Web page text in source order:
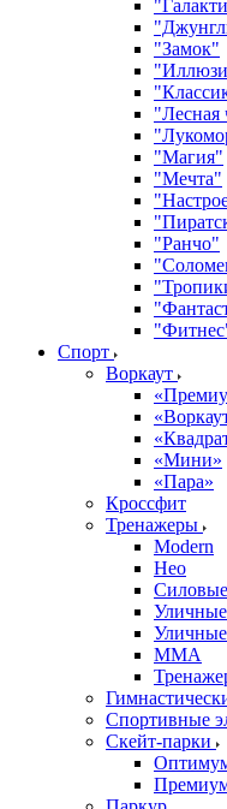
"Замок"
"Лесная
"Магия"
"Мечта"
"Ранчо"
Спорт
Воркаут
«Мини»
«Пара»
Кроссфит
Тренажеры
Modern
Нео
ММА
Спортивные
Скейт-парки